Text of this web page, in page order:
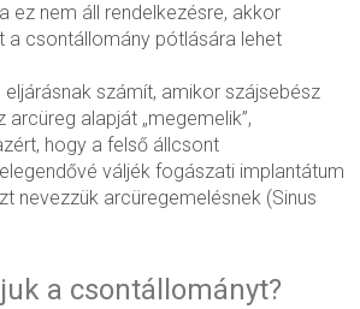
ez nem áll rendelkezésre, akkor
a csontállomány pótlására lehet
eljárásnak számít, amikor szájsebész
alapját „megemelik”,
hogy a felső állcsont
váljék fogászati implantátum
nevezzük arcüregemelésnek (Sinus
a csontállományt?